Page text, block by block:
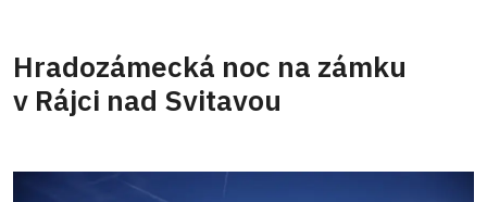
Hradozámecká noc na zámku
v Rájci nad Svitavou